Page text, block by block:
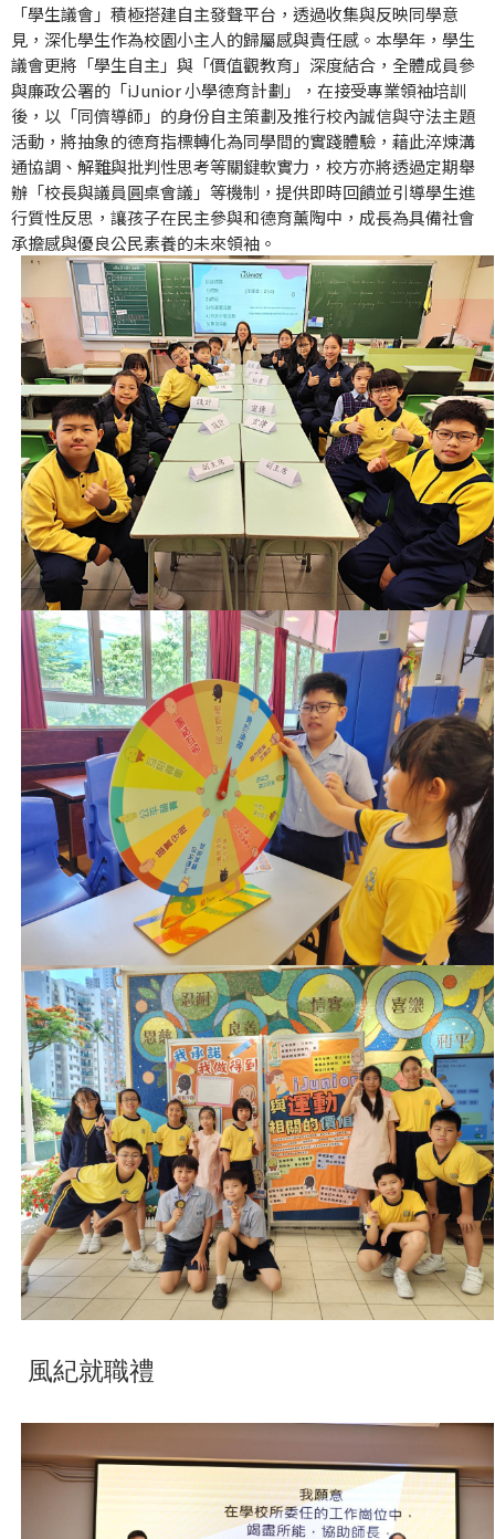
「學生議會」積極搭建自主發聲平台，透過收集與反映同學意
見，深化學生作為校園小主人的歸屬感與責任感。本學年，學生
議會更將「學生自主」與「價值觀教育」深度結合，全體成員參
與廉政公署的「iJunior 小學德育計劃」，在接受專業領袖培訓
後，以「同儕導師」的身份自主策劃及推行校內誠信與守法主題
活動，將抽象的德育指標轉化為同學間的實踐體驗，藉此淬煉溝
通協調、解難與批判性思考等關鍵軟實力，校方亦將透過定期舉
辦「校長與議員圓桌會議」等機制，提供即時回饋並引導學生進
行質性反思，讓孩子在民主參與和德育薰陶中，成長為具備社會
承擔感與優良公民素養的未來領袖。
風紀就職禮